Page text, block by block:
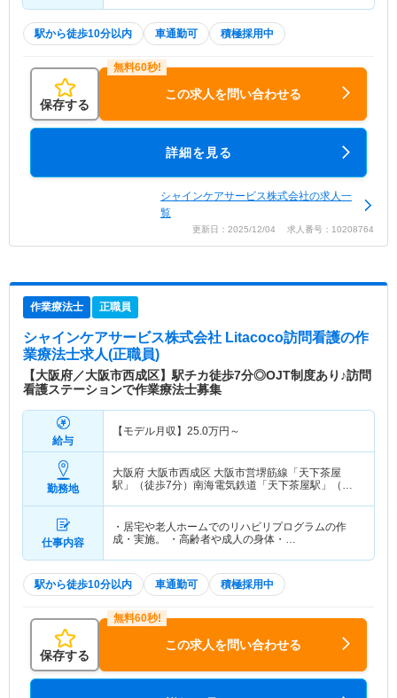
駅から徒歩10分以内 車通勤可 積極採用中
保存する
この求人を問い合わせる
詳細を見る
シャインケアサービス株式会社の求人一
覧
更新日：2025/12/04 求人番号：10208764
作業療法士 正職員
シャインケアサービス株式会社 Litacoco訪問看護の作
業療法士求人(正職員)
【大阪府／大阪市西成区】駅チカ徒歩7分◎OJT制度あり♪訪問
看護ステーションで作業療法士募集
給与
【モデル月収】 25.0万円～
勤務地
大阪府 大阪市西成区 大阪市営堺筋線「天下茶屋
駅」（徒歩7分）南海電気鉄道「天下茶屋駅」（徒
仕事内容
・居宅や老人ホームでのリハビリプログラムの作
成・実施。 ・高齢者や成人の身体・…
駅から徒歩10分以内 車通勤可 積極採用中
保存する
この求人を問い合わせる